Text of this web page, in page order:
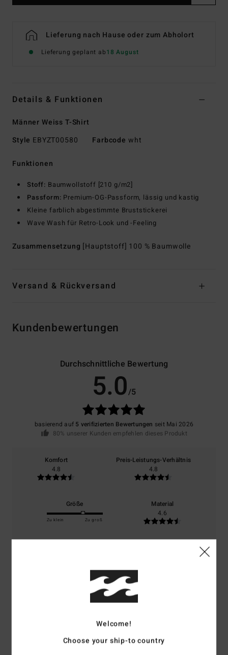
Lieferung nach Hause oder zum Abholort
Lieferung geplant ab18 August
Details & Funktionen
Männer Weiss T-Shirt
Style EBYZT00580 Farbcode wht
Funktionen
Stoff: Baumwollstoff [210 g/m2]
Passform: Premium-OG-Passform, lässig und kastig
Kleine farblich abgestimmte Bruststickerei
Wave Wash für Retro-Look und -Feeling
Zusammensetzung [Hauptstoff] 100 % Baumwolle
Versand & Rückversand
Kundenbewertungen
Durchschnittliche Bewertung
5.0/5
basierend auf 5 verifizierten Bewertungen seit Mai 2026
80% unserer Kunden empfehlen dieses Produkt
Komfort
4.8
Preis-Leistungs-Verhältnis
4.8
Größe
Zu klein Zu groß
Material
4.6
5
Welcome!
Choose your ship-to country